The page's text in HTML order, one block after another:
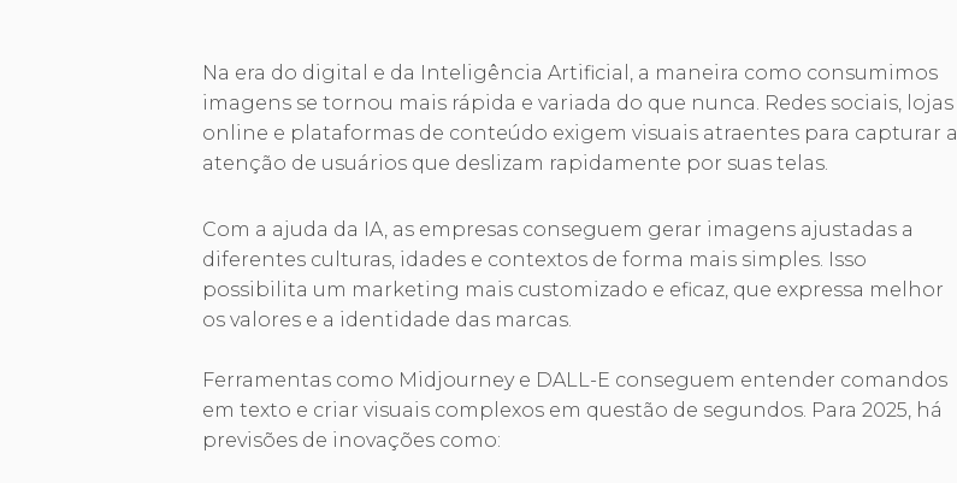
Na era do digital e da Inteligência Artificial, a maneira como consumimos
imagens se tornou mais rápida e variada do que nunca. Redes sociais, lojas
online e plataformas de conteúdo exigem visuais atraentes para capturar a
atenção de usuários que deslizam rapidamente por suas telas.
Com a ajuda da IA, as empresas conseguem gerar imagens ajustadas a
diferentes culturas, idades e contextos de forma mais simples. Isso
possibilita um marketing mais customizado e eficaz, que expressa melhor
os valores e a identidade das marcas.
Ferramentas como Midjourney e DALL-E conseguem entender comandos
em texto e criar visuais complexos em questão de segundos. Para 2025, há
previsões de inovações como: